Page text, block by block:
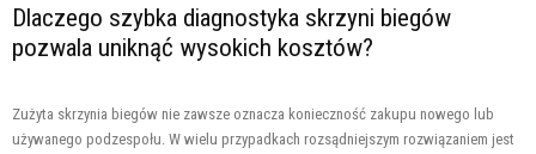
Dlaczego szybka diagnostyka skrzyni biegów
pozwala uniknąć wysokich kosztów?
Zużyta skrzynia biegów nie zawsze oznacza konieczność zakupu nowego lub
używanego podzespołu. W wielu przypadkach rozsądniejszym rozwiązaniem jest